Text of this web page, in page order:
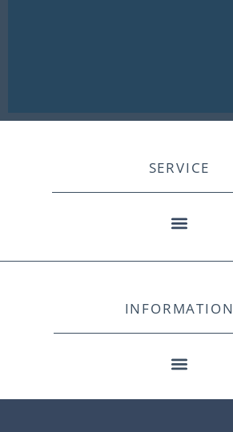
SERVICE
INFORMATION